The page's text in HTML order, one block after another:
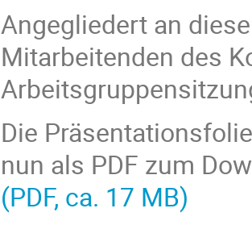
Angegliedert an
Mitarbeitenden des
Die
nun als PDF zum
(PDF, ca. 17 MB)